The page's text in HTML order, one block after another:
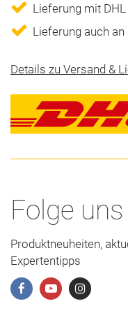
Lieferung mit DHL
Lieferung auch an
Details zu Versand &
Folge uns
Produktneuheiten,
Expertentipps